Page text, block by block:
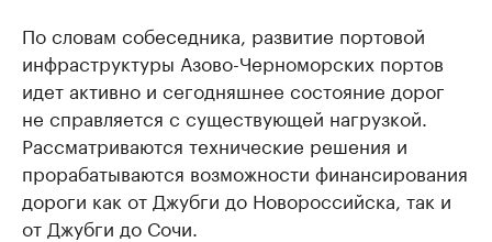
По словам собеседника, развитие портовой
инфраструктуры Азово-Черноморских портов
идет активно и сегодняшнее состояние дорог
не справляется с существующей нагрузкой.
Рассматриваются технические решения и
прорабатываются возможности финансирования
дороги как от Джубги до Новороссийска, так и
от Джубги до Сочи.